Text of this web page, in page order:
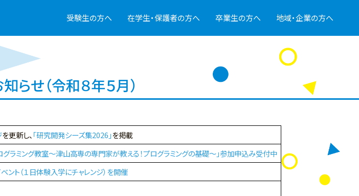
受験生の方へ 在学生・保護者の方へ 卒業生の方へ 地域・企業の方へ
らせ（令和８年５月）
を更新し、 「研究開発シーズ集2026」を掲載
グラミング教室～津山高専の専門家が教える！プログラミングの基礎～」参加申込み受付中
ト（１日体験入学にチャレンジ）を開催